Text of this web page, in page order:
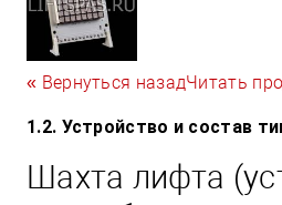
« Вернуться назадЧитать
1.2. Устройство и состав
Шахта лифта